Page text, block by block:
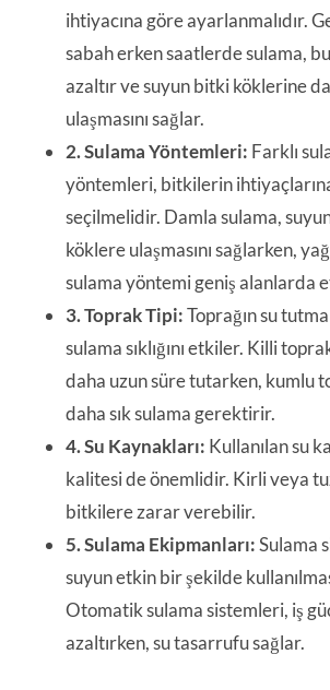
ihtiyacına göre ayarlanmalıdır.
sabah erken saatlerde sulama,
azaltır ve suyun bitki köklerine
ulaşmasını sağlar.
2. Sulama Yöntemleri: Farklı
yöntemleri, bitkilerin
seçilmelidir. Damla sulama,
köklere ulaşmasını sağlarken,
sulama yöntemi geniş alanlarda
3. Toprak Tipi:Toprağın su
sulama sıklığını etkiler. Killi
daha uzun süre tutarken, kumlu
daha sık sulama gerektirir.
4. Su Kaynakları: Kullanılan su
kalitesi de önemlidir. Kirli veya
bitkilere zarar verebilir.
5. Sulama Ekipmanları:Sulama
suyun etkin bir şekilde
Otomatik sulama sistemleri, iş
azaltırken, su tasarrufu sağlar.